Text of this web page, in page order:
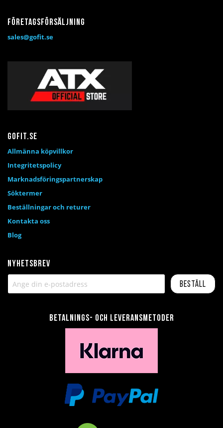
Nyhetsbrev
Beställ
Företagsförsäljning
sales@gofit.se
Betalnings- och leveransmetoder
Gofit.se
Allmänna köpvillkor
Integritetspolicy
Marknadsföringspartnerskap
Söktermer
Beställningar och returer
Kontakta oss
Blog